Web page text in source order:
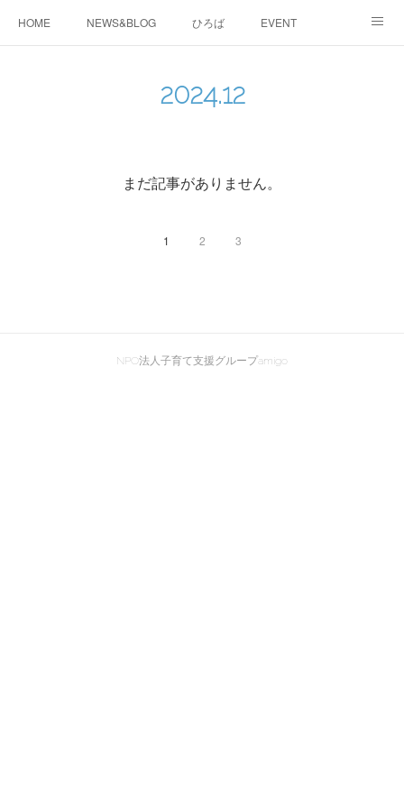
HOME NEWS&BLOG ひろば EVENT
2024.12
まだ記事がありません。
1 2 3
NPO法人子育て支援グループamigo